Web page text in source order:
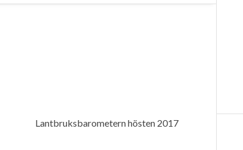
Lantbruksbarometern hösten 2017